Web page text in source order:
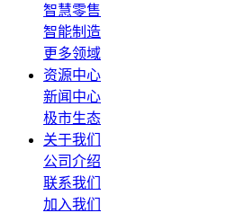
智慧零售
智能制造
更多领域
资源中心
新闻中心
极市生态
关于我们
公司介绍
联系我们
加入我们